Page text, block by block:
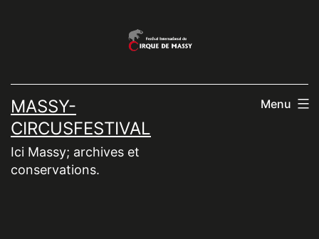
MASSY-
CIRCUSFESTIVAL
Ici Massy; archives et
conservations.
Menu